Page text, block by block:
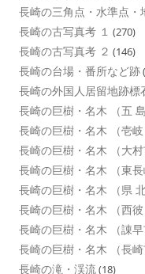
長崎の三角点・水準点・
長崎の古写真考 １ (270)
長崎の古写真考 ２ (146)
長崎の台場・番所など跡
長崎の外国人居留地跡標
長崎の巨樹・名木 （五 島
長崎の巨樹・名木 （壱岐
長崎の巨樹・名木 （大村
長崎の巨樹・名木 （東長
長崎の巨樹・名木 （県 北
長崎の巨樹・名木 （西彼
長崎の巨樹・名木 （諌早
長崎の巨樹・名木 （長崎
長崎の滝・渓流(18)